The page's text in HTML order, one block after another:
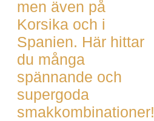
men även på
Korsika och i
Spanien. Här hittar
du många
spännande och
supergoda
smakkombinationer!